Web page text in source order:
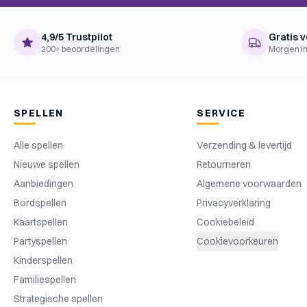
4,9/5 Trustpilot
200+ beoordelingen
Gratis
Morgen
SPELLEN
Alle spellen
Nieuwe spellen
Aanbiedingen
Bordspellen
Kaartspellen
Partyspellen
Kinderspellen
Familiespellen
Strategische spellen
SERVICE
Verzending & levertijd
Retourneren
Algemene voorwaarden
Privacyverklaring
Cookiebeleid
Cookievoorkeuren